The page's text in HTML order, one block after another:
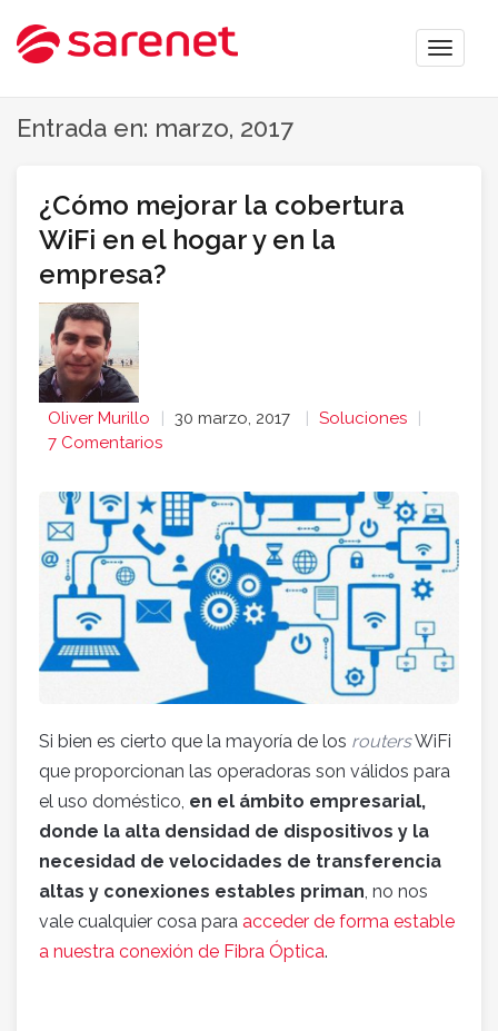
Toggle
Entrada en: marzo, 2017
¿Cómo mejorar la cobertura
WiFi en el hogar y en la
empresa?
Oliver Murillo 30 marzo, 2017
Soluciones
7 Comentarios
Si bien es cierto que la mayoría de los routersWiFi
que proporcionan las operadoras son válidos para
el uso doméstico, en el ámbito empresarial,
donde la alta densidad de dispositivos y la
necesidad de velocidades de transferencia
altas y conexiones estables priman, no nos
vale cualquier cosa para acceder de forma estable
a nuestra conexión de Fibra Óptica.